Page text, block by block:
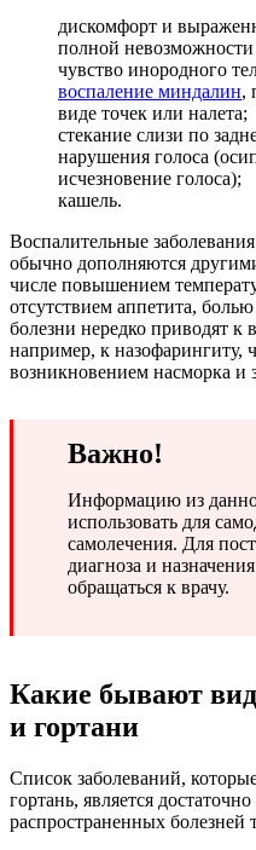
дискомфорт и
полной невозможности
чувство инородного
воспаление миндалин,
виде точек или налета;
стекание слизи по
нарушения голоса
исчезновение голоса);
кашель.
Воспалительные
обычно дополняются
числе повышением
отсутствием аппетита,
болезни нередко приводят к
например, к назофарингиту,
возникновением насморка и
Важно!
Информацию из
использовать для
самолечения. Для
диагноза и
обращаться к врачу.
Какие бывают
и гортани
Список заболеваний,
гортань, является
распространенных болезней